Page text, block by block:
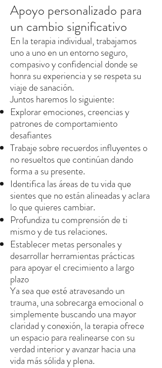
Apoyo personalizado para
un cambio significativo
En la terapia individual, trabajamos
uno a uno en un entorno seguro,
compasivo y confidencial donde se
honra su experiencia y se respeta su
viaje de sanación.
Juntos haremos lo siguiente:
Explorar emociones, creencias y
patrones de comportamiento
desafiantes
Trabaje sobre recuerdos influyentes o
no resueltos que continúan dando
forma a su presente.
Identifica las áreas de tu vida que
sientes que no están alineadas y aclara
lo que quieres cambiar.
Profundiza tu comprensión de ti
mismo y de tus relaciones.
Establecer metas personales y
desarrollar herramientas prácticas
para apoyar el crecimiento a largo
plazo
Ya sea que esté atravesando un
trauma, una sobrecarga emocional o
simplemente buscando una mayor
claridad y conexión, la terapia ofrece
un espacio para realinearse con su
verdad interior y avanzar hacia una
vida más sólida y plena.